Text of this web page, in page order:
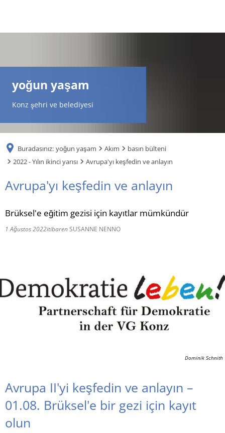
UK
yoğun yaşam
Konz şehri ve belediyesi
Buradasınız: yoğun yaşam Akım
basın bülteni
2022 - Yılın ikinci yarısı
Avrupa'yı keşfedin ve anlayın
Avrupa'yı keşfedin ve anlayın
Brüksel'e eğitim gezisi için kayıtlar mümkündür
1 Ağustos 2022itibarenSUSANNE NENNO
Dominik Schnith
Avrupa II'yi keşfedin ve anlayın –
01.08. Brüksel'e bir gezi için kayıt
olun